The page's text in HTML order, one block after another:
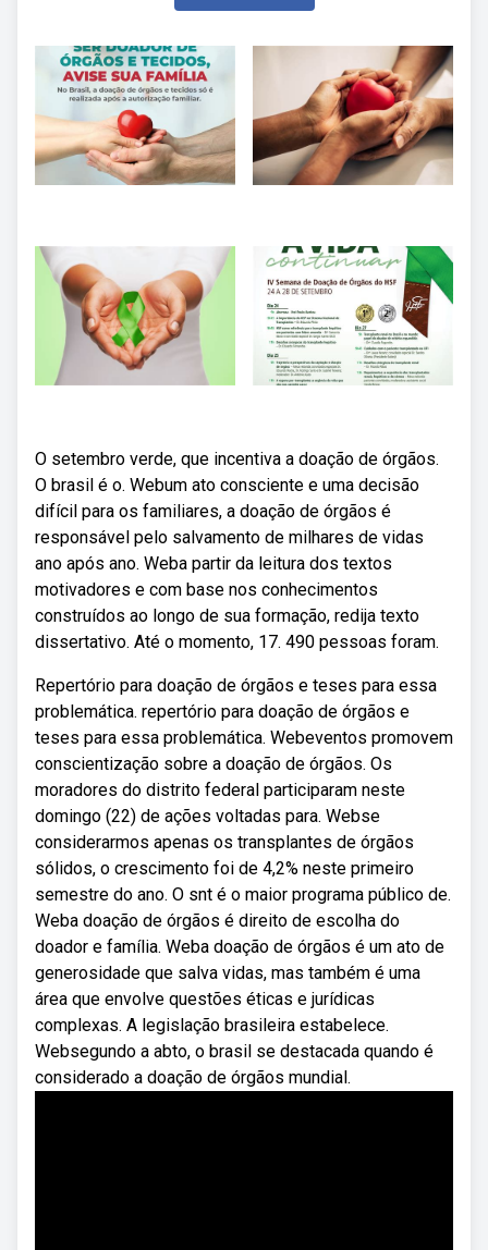
O setembro verde, que incentiva a doação de órgãos.
O brasil é o. Webum ato consciente e uma decisão
difícil para os familiares, a doação de órgãos é
responsável pelo salvamento de milhares de vidas
ano após ano. Weba partir da leitura dos textos
motivadores e com base nos conhecimentos
construídos ao longo de sua formação, redija texto
dissertativo. Até o momento, 17. 490 pessoas foram.
Repertório para doação de órgãos e teses para essa
problemática. repertório para doação de órgãos e
teses para essa problemática. Webeventos promovem
conscientização sobre a doação de órgãos. Os
moradores do distrito federal participaram neste
domingo (22) de ações voltadas para. Webse
considerarmos apenas os transplantes de órgãos
sólidos, o crescimento foi de 4,2% neste primeiro
semestre do ano. O snt é o maior programa público de.
Weba doação de órgãos é direito de escolha do
doador e família. Weba doação de órgãos é um ato de
generosidade que salva vidas, mas também é uma
área que envolve questões éticas e jurídicas
complexas. A legislação brasileira estabelece.
Websegundo a abto, o brasil se destacada quando é
considerado a doação de órgãos mundial.